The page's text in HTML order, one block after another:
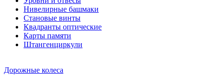
Нивелирные башмаки
Становые винты
Квадранты оптические
Карты памяти
Штангенциркули
Дорожные колеса